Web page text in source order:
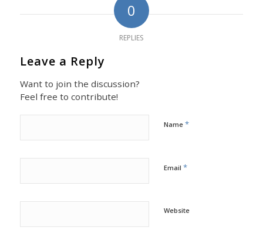
0
REPLIES
Leave a Reply
Want to join the discussion?
Feel free to contribute!
Name *
Email *
Website